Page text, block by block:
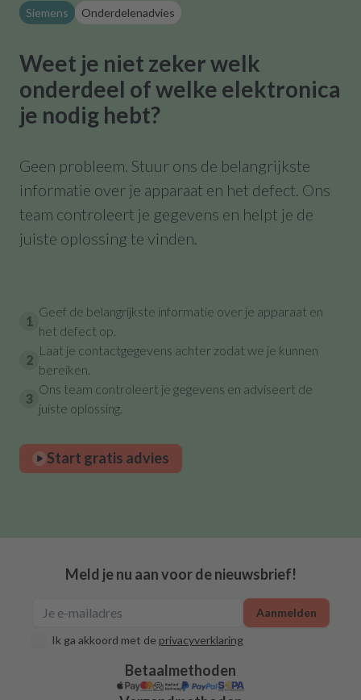
Siemens Onderdelenadvies
Weet je niet zeker welk
onderdeel of welke elektronica
je nodig hebt?
Geen probleem. Stuur ons de belangrijkste
informatie over je apparaat en het defect. Ons
team controleert je gegevens en helpt je de
juiste oplossing te vinden.
1
Geef de belangrijkste informatie over je apparaat en
het defect op.
2
Laat je contactgegevens achter zodat we je kunnen
bereiken.
3
Ons team controleert je gegevens en adviseert de
juiste oplossing.
Start gratis advies
Meld je nu aan voor de nieuwsbrief!
Ik ga akkoord met de privacyverklaring
Aanmelden
Betaalmethoden